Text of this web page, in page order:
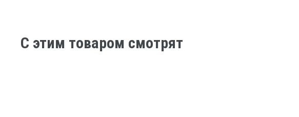
C этим товаром смотрят